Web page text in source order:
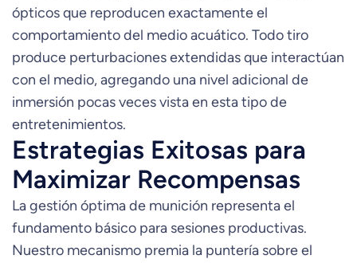
ópticos que reproducen exactamente el
comportamiento del medio acuático. Todo tiro
produce perturbaciones extendidas que interactúan
con el medio, agregando una nivel adicional de
inmersión pocas veces vista en esta tipo de
entretenimientos.
Estrategias Exitosas para
Maximizar Recompensas
La gestión óptima de munición representa el
fundamento básico para sesiones productivas.
Nuestro mecanismo premia la puntería sobre el